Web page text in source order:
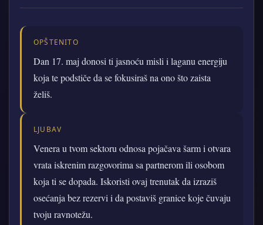
OPŠTENITO
Dan 17. maj donosi ti jasnoću misli i laganu energiju
koja te podstiče da se fokusiraš na ono što zaista
želiš.
LJUBAV
Venera u tvom sektoru odnosa pojačava šarm i otvara
vrata iskrenim razgovorima sa partnerom ili osobom
koja ti se dopada. Iskoristi ovaj trenutak da izraziš
osećanja bez rezervi i da postaviš granice koje čuvaju
tvoju ravnotežu.